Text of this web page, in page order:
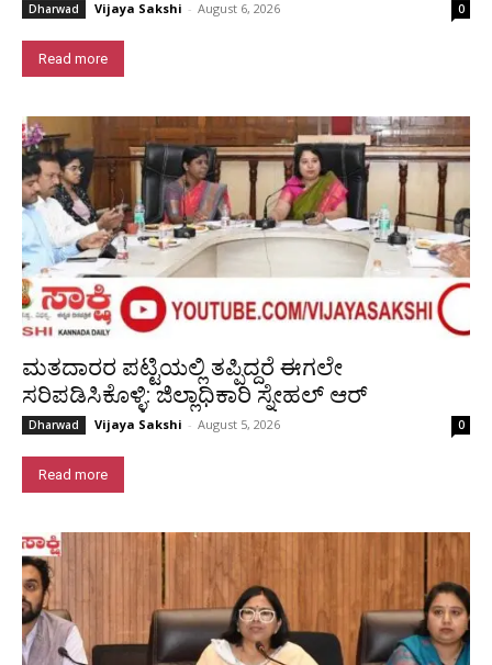
Dharwad Vijaya Sakshi - August 6, 2026 0
Read more
ಮತದಾರರ ಪಟ್ಟಿಯಲ್ಲಿ ತಪ್ಪಿದ್ದರೆ ಈಗಲೇ
ಸರಿಪಡಿಸಿಕೊಳ್ಳಿ: ಜಿಲ್ಲಾಧಿಕಾರಿ ಸ್ನೇಹಲ್ ಆರ್
Dharwad Vijaya Sakshi - August 5, 2026 0
Read more